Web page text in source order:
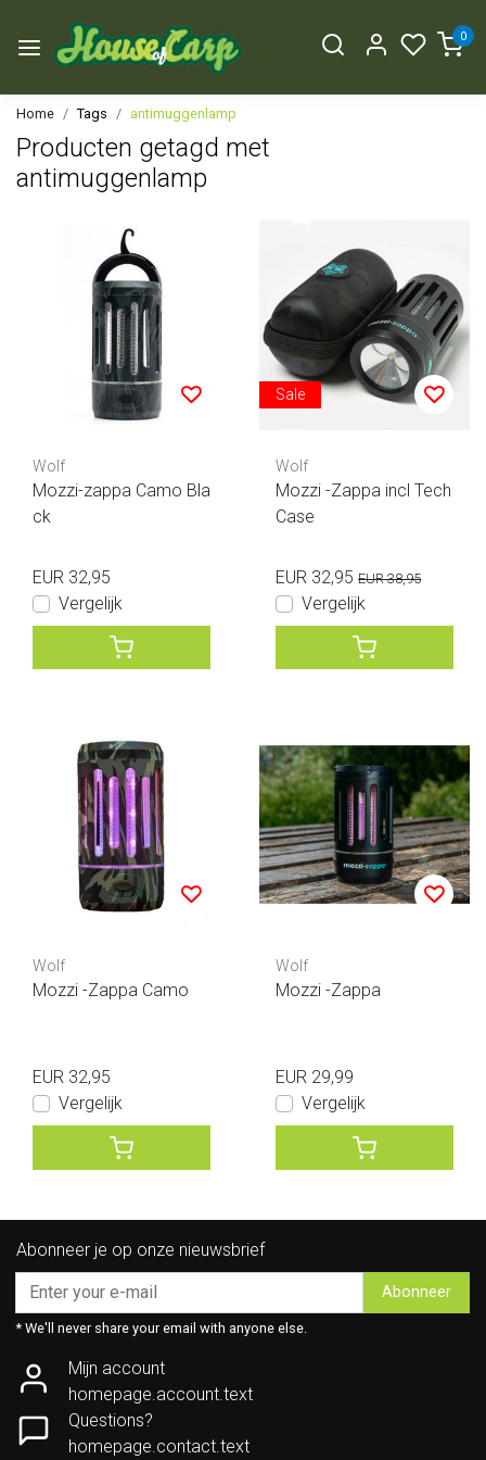
0
Home Tags antimuggenlamp
Producten getagd met
antimuggenlamp
Wolf
Mozzi-zappa Camo Bla
ck
EUR 32,95
Vergelijk
Sale
Wolf
Mozzi -Zappa incl Tech
Case
EUR 32,95 EUR 38,95
Vergelijk
Wolf
Mozzi -Zappa Camo
EUR 32,95
Vergelijk
Wolf
Mozzi -Zappa
EUR 29,99
Vergelijk
Abonneer je op onze nieuwsbrief
Abonneer
* We'll never share your email with anyone else.
Mijn account
homepage.account.text
Questions?
homepage.contact.text